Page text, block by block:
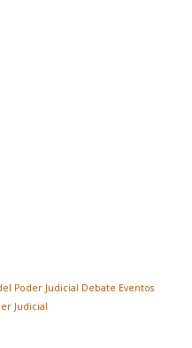
Poder Judicial Debate Eventos
Judicial